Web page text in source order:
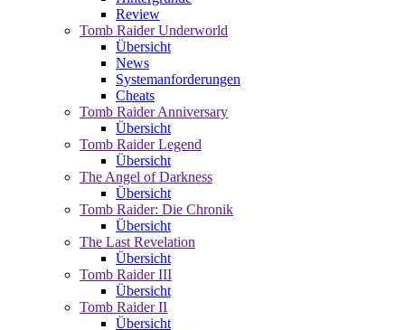
Review
Tomb Raider Underworld
Übersicht
News
Systemanforderungen
Cheats
Tomb Raider Anniversary
Übersicht
Tomb Raider Legend
Übersicht
The Angel of Darkness
Übersicht
Tomb Raider: Die Chronik
Übersicht
The Last Revelation
Übersicht
Tomb Raider III
Übersicht
Tomb Raider II
Übersicht